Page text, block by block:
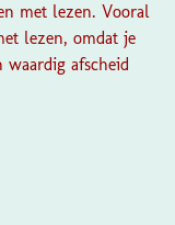
met lezen. Vooral
lezen, omdat je
afscheid